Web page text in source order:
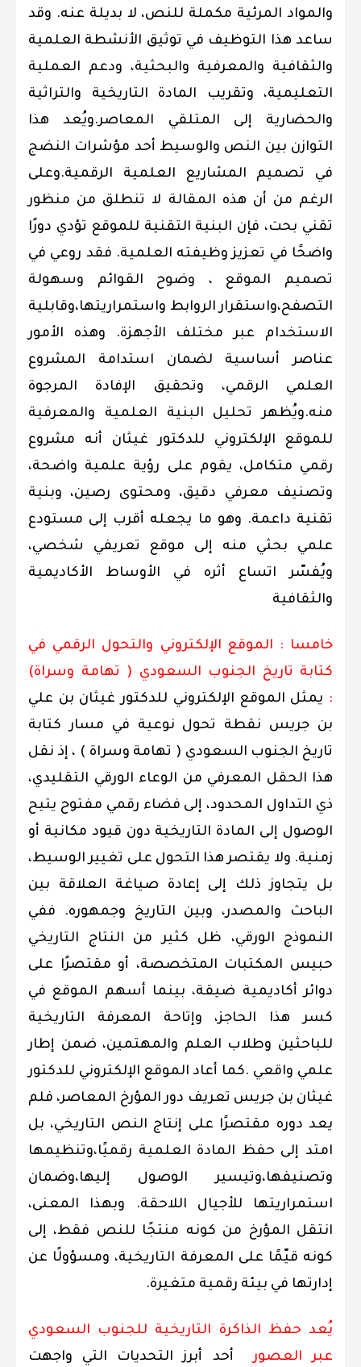
والمواد المرئية مكملة للنص، لا بديلة عنه. وقد
ساعد هذا التوظيف في توثيق الأنشطة العلمية
والثقافية والمعرفية والبحثية، ودعم العملية
التعليمية، وتقريب المادة التاريخية والتراثية
والحضارية إلى المتلقي المعاصر.ويُعد هذا
التوازن بين النص والوسيط أحد مؤشرات النضج
في تصميم المشاريع العلمية الرقمية.وعلى
الرغم من أن هذه المقالة لا تنطلق من منظور
تقني بحت، فإن البنية التقنية للموقع تؤدي دورًا
واضحًا في تعزيز وظيفته العلمية. فقد روعي في
تصميم الموقع ، وضوح القوائم وسهولة
التصفح،واستقرار الروابط واستمراريتها،وقابلية
الاستخدام عبر مختلف الأجهزة. وهذه الأمور
عناصر أساسية لضمان استدامة المشروع
العلمي الرقمي، وتحقيق الإفادة المرجوة
منه.ويُظهر تحليل البنية العلمية والمعرفية
للموقع الإلكتروني للدكتور غيثان أنه مشروع
رقمي متكامل، يقوم على رؤية علمية واضحة،
وتصنيف معرفي دقيق، ومحتوى رصين، وبنية
تقنية داعمة. وهو ما يجعله أقرب إلى مستودع
علمي بحثي منه إلى موقع تعريفي شخصي،
ويُفسّر اتساع أثره في الأوساط الأكاديمية
والثقافية
خامسا : الموقع الإلكتروني والتحول الرقمي في
كتابة تاريخ الجنوب السعودي ( تهامة وسراة)
: يمثل الموقع الإلكتروني للدكتور غيثان بن علي
بن جريس نقطة تحول نوعية في مسار كتابة
تاريخ الجنوب السعودي ( تهامة وسراة ) ، إذ نقل
هذا الحقل المعرفي من الوعاء الورقي التقليدي،
ذي التداول المحدود، إلى فضاء رقمي مفتوح يتيح
الوصول إلى المادة التاريخية دون قيود مكانية أو
زمنية. ولا يقتصر هذا التحول على تغيير الوسيط،
بل يتجاوز ذلك إلى إعادة صياغة العلاقة بين
الباحث والمصدر، وبين التاريخ وجمهوره. ففي
النموذج الورقي، ظل كثير من النتاج التاريخي
حبيس المكتبات المتخصصة، أو مقتصرًا على
دوائر أكاديمية ضيقة، بينما أسهم الموقع في
كسر هذا الحاجز، وإتاحة المعرفة التاريخية
للباحثين وطلاب العلم والمهتمين، ضمن إطار
علمي واقعي .كما أعاد الموقع الإلكتروني للدكتور
غيثان بن جريس تعريف دور المؤرخ المعاصر، فلم
يعد دوره مقتصرًا على إنتاج النص التاريخي، بل
امتد إلى حفظ المادة العلمية رقميًا،وتنظيمها
وتصنيفها،وتيسير الوصول إليها،وضمان
استمراريتها للأجيال اللاحقة. وبهذا المعنى،
انتقل المؤرخ من كونه منتجًا للنص فقط، إلى
كونه قيّمًا على المعرفة التاريخية، ومسؤولًا عن
إدارتها في بيئة رقمية متغيرة.
يُعد حفظ الذاكرة التاريخية للجنوب السعودي
عبر العصور
أحد أبرز التحديات التي واجهت